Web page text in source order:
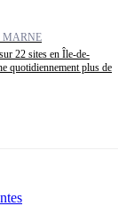
MARNE
22 sites en Île-de-
quotidiennement plus de